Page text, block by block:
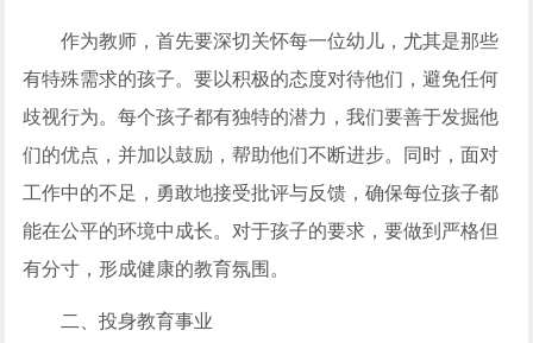
作为教师，首先要深切关怀每一位幼儿，尤其是那些
有特殊需求的孩子。要以积极的态度对待他们，避免任何
歧视行为。每个孩子都有独特的潜力，我们要善于发掘他
们的优点，并加以鼓励，帮助他们不断进步。同时，面对
工作中的不足，勇敢地接受批评与反馈，确保每位孩子都
能在公平的环境中成长。对于孩子的要求，要做到严格但
有分寸，形成健康的教育氛围。
二、投身教育事业